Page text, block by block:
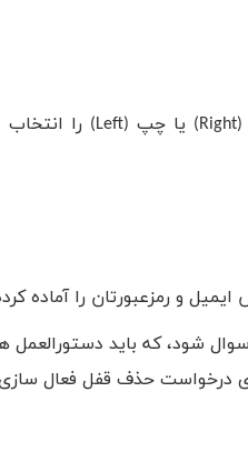
(
Right) یا چپ (Left) را انتخاب
و رمزعبورتان را آماده
شود، که باید دستورالعمل
درخواست حذف قفل فعال